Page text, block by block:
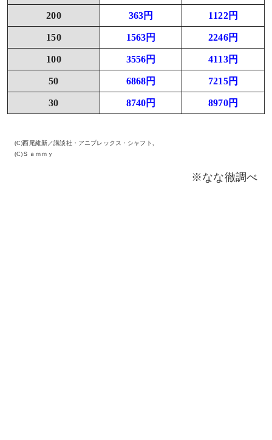
200 363円 1122円
150 1563円 2246円
100 3556円 4113円
50 6868円 7215円
30 8740円 8970円
(C)西尾維新／講談社・アニプレックス・シャフト,
(C)Ｓａｍｍｙ
※なな徹調べ